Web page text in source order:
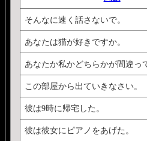
集だと
化編】
Next
くもん
<http://
そんなに速く話さないで。
あなたは猫が好きですか。
あなたか私かどちらかが間違っ
この部屋から出ていきなさい。
彼は9時に帰宅した。
彼は彼女にピアノをあげた。